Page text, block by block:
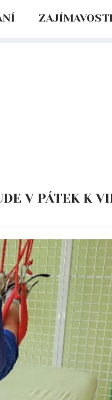
ZAJÍMAVOSTI
V PÁTEK K